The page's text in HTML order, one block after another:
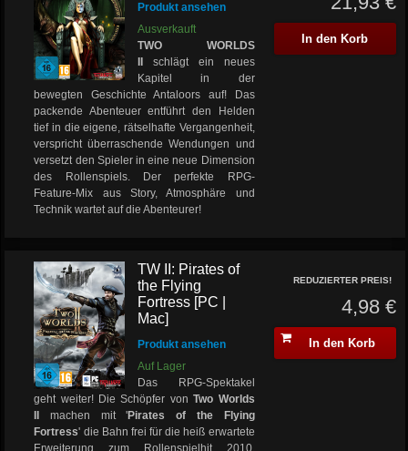
Produkt ansehen
Ausverkauft
TWO WORLDS
schlägt ein neues
Kapitel in der
bewegten Geschichte Antaloors auf! Das
packende Abenteuer entführt den Helden
tief in die eigene, rätselhafte Vergangenheit,
verspricht überraschende Wendungen und
versetzt den Spieler in eine neue Dimension
des Rollenspiels. Der perfekte RPG-
Feature-Mix aus Story, Atmosphäre und
Technik wartet auf die Abenteurer!
In den Korb
TW II: Pirates of
the Flying
Fortress [PC |
Mac]
Produkt ansehen
Auf Lager
Das RPG-Spektakel
geht weiter! Die Schöpfer vonTwo Worlds
machen mit 'Pirates of the Flying
Fortress' die Bahn frei für die heiß erwartete
Erweiterung zum Rollenspielhit 2010.
REDUZIERTER PREIS!
4,98 €
In den Korb